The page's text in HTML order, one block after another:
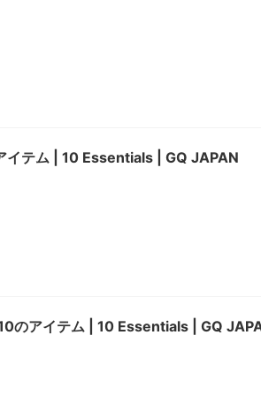
イテム | 10 Essentials | GQ JAPAN
のアイテム | 10 Essentials | GQ